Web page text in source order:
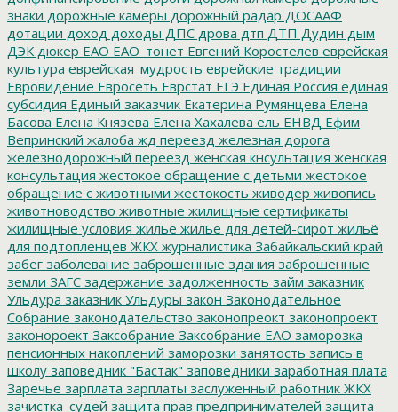
знаки дорожные камеры дорожный радар ДОСААФ
дотации доход доходы ДПС дрова дтп ДТП Дудин дым
ДЭК дюкер ЕАО ЕАО_тонет Евгений Коростелев еврейская
культура еврейская_мудрость еврейские традиции
Евровидение Евросеть Еврстат ЕГЭ Единая Россия единая
субсидия Единый заказчик Екатерина Румянцева Елена
Басова Елена Князева Елена Хахалева ель ЕНВД Ефим
Вепринский жалоба жд переезд железная дорога
железнодорожный переезд женская кнсультация женская
консультация жестокое обращение с детьми жестокое
обращение с животными жестокость живодер живопись
животноводство животные жилищные сертификаты
жилищные условия жилье жилье для детей-сирот жильё
для подтопленцев ЖКХ журналистика Забайкальский край
забег заболевание заброшенные здания заброшенные
земли ЗАГС задержание задолженность займ заказник
Ульдура заказник Ульдуры закон Законодательное
Собрание законодательство законопреокт законопроект
законороект Заксобрание Заксобрание ЕАО заморозка
пенсионных накоплений заморозки занятость запись в
школу заповедник "Бастак" заповедники заработная плата
Заречье зарплата зарплаты заслуженный работник ЖКХ
зачистка_судей защита прав предпринимателей защита